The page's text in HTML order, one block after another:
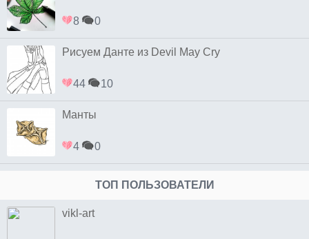
8 0
Рисуем Данте из Devil May Cry
44 10
Манты
4 0
ТОП ПОЛЬЗОВАТЕЛИ
vikl-art